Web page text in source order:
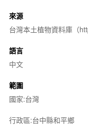
來源
台灣本土植物資料庫（
語言
中文
範圍
國家:台灣
行政區:台中縣和平鄉